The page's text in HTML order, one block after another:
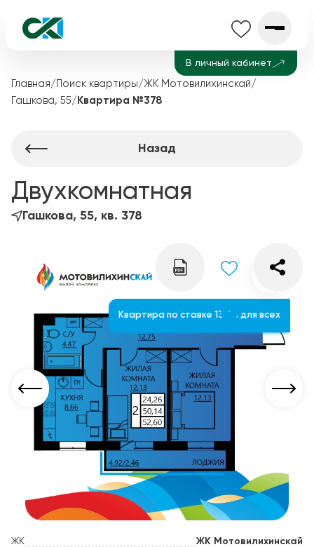
В личный кабинет
Главная/ Поиск квартиры/ЖК Мотовилихинскай/
Гашкова, 55/ Квартира №378
Назад
Двухкомнатная
Гашкова, 55, кв. 378
Квартира по ставке 13,7% для всех
ЖК
ЖК Мотовилихинскай